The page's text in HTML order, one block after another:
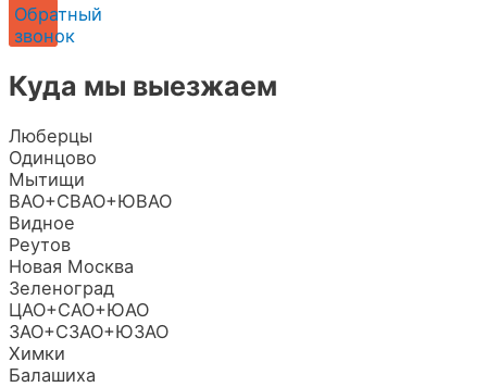
Обратный
звонок
Куда мы выезжаем
Люберцы
Одинцово
Мытищи
ВАО+СВАО+ЮВАО
Видное
Реутов
Новая Москва
Зеленоград
ЦАО+САО+ЮАО
ЗАО+СЗАО+ЮЗАО
Химки
Балашиха